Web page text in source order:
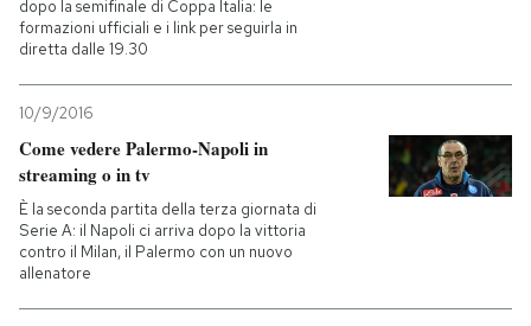
dopo la semifinale di Coppa Italia: le
formazioni ufficiali e i link per seguirla in
diretta dalle 19.30
10/9/2016
Come vedere Palermo-Napoli in
streaming o in tv
È la seconda partita della terza giornata di
Serie A: il Napoli ci arriva dopo la vittoria
contro il Milan, il Palermo con un nuovo
allenatore